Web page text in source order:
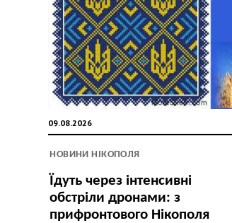
09.08.2026
НОВИНИ НІКОПОЛЯ
Їдуть через інтенсивні
обстріли дронами: з
прифронтового Нікополя